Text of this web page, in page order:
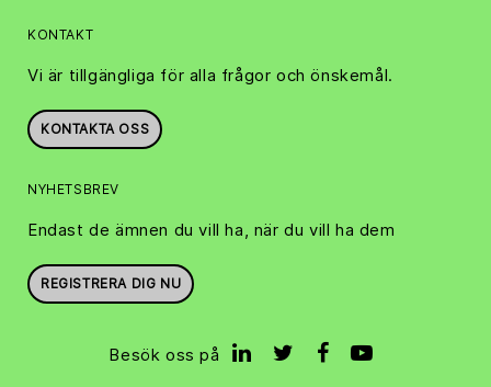
KONTAKT
Vi är tillgängliga för alla frågor och önskemål.
KONTAKTA OSS
NYHETSBREV
Endast de ämnen du vill ha, när du vill ha dem
REGISTRERA DIG NU
Besök oss på